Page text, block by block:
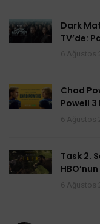
Dark
TV’de:
Chad
Powell 3
Task 2.